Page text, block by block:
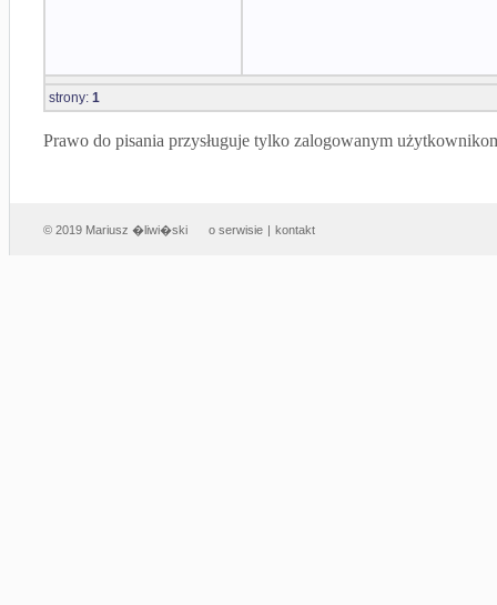
strony: 1
Prawo do pisania przysługuje tylko zalogowanym
© 2019 Mariusz �liwi�ski o serwisie | kontakt